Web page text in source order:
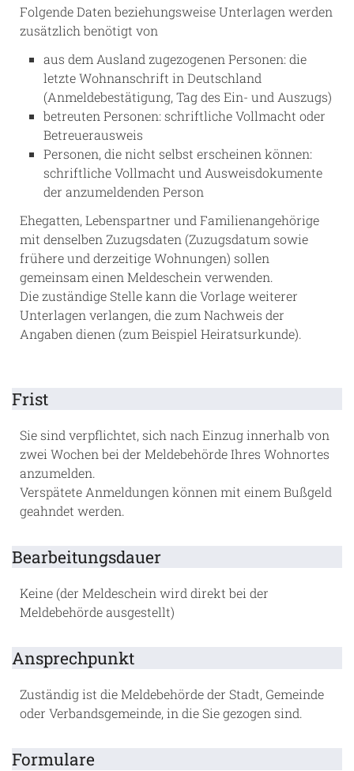
Folgende Daten beziehungsweise Unterlagen werden
zusätzlich benötigt von
aus dem Ausland zugezogenen Personen: die
letzte Wohnanschrift in Deutschland
(Anmeldebestätigung, Tag des Ein- und Auszugs)
betreuten Personen: schriftliche Vollmacht oder
Betreuerausweis
Personen, die nicht selbst erscheinen können:
schriftliche Vollmacht und Ausweisdokumente
der anzumeldenden Person
Ehegatten, Lebenspartner und Familienangehörige
mit denselben Zuzugsdaten (Zuzugsdatum sowie
frühere und derzeitige Wohnungen) sollen
gemeinsam einen Meldeschein verwenden.
Die zuständige Stelle kann die Vorlage weiterer
Unterlagen verlangen, die zum Nachweis der
Angaben dienen (zum Beispiel Heiratsurkunde).
Frist
Sie sind verpflichtet, sich nach Einzug innerhalb von
zwei Wochen bei der Meldebehörde Ihres Wohnortes
anzumelden.
Verspätete Anmeldungen können mit einem Bußgeld
geahndet werden.
Bearbeitungsdauer
Keine (der Meldeschein wird direkt bei der
Meldebehörde ausgestellt)
Ansprechpunkt
Zuständig ist die Meldebehörde der Stadt, Gemeinde
oder Verbandsgemeinde, in die Sie gezogen sind.
Formulare